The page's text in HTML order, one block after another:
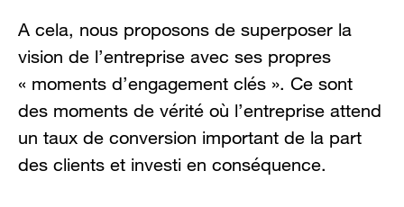
A cela, nous proposons de superposer la
vision de l’entreprise avec ses propres
« moments d’engagement clés ». Ce sont
des moments de vérité où l’entreprise attend
un taux de conversion important de la part
des clients et investi en conséquence.